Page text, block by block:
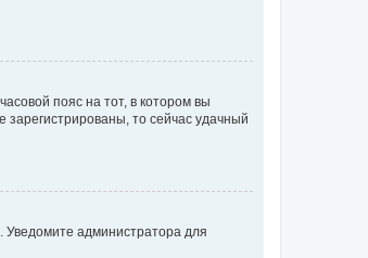
пояс на тот, в котором вы
зарегистрированы, то сейчас удачный
Уведомите администратора для